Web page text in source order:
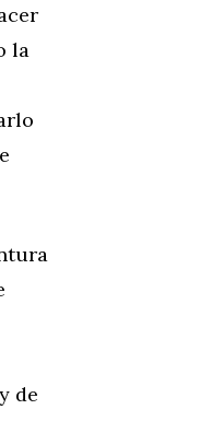
la
de